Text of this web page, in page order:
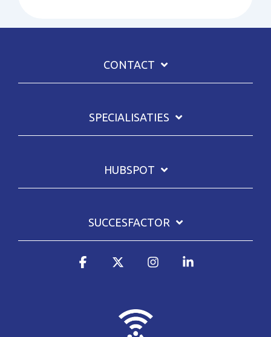
CONTACT
SPECIALISATIES
HUBSPOT
SUCCESFACTOR
Facebook Instagram